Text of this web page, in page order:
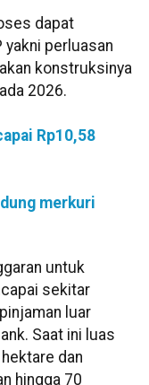
dapat
perluasan
konstruksinya
2026.
Rp10,58
merkuri
untuk
sekitar
luar
Saat ini luas
dan
hingga 70